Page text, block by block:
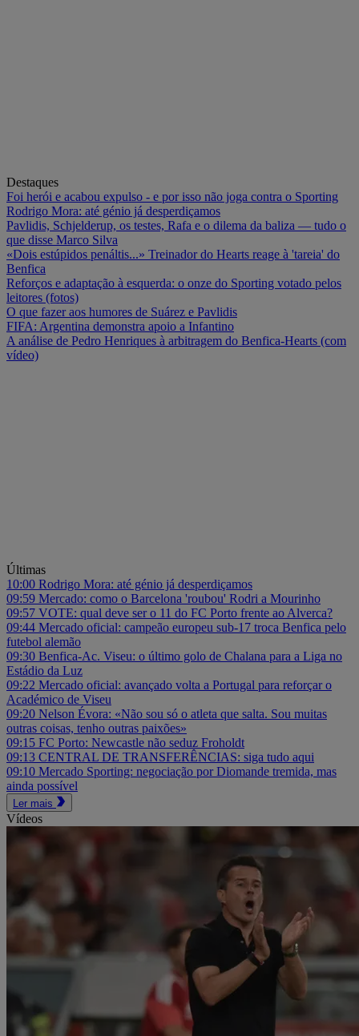
Destaques
Foi herói e acabou expulso - e por isso não joga contra o Sporting
Rodrigo Mora: até génio já desperdiçamos
Pavlidis, Schjelderup, os testes, Rafa e o dilema da baliza — tudo o
que disse Marco Silva
«Dois estúpidos penáltis...» Treinador do Hearts reage à 'tareia' do
Benfica
Reforços e adaptação à esquerda: o onze do Sporting votado pelos
leitores (fotos)
O que fazer aos humores de Suárez e Pavlidis
FIFA: Argentina demonstra apoio a Infantino
A análise de Pedro Henriques à arbitragem do Benfica-Hearts (com
vídeo)
Últimas
10:00 Rodrigo Mora: até génio já desperdiçamos
09:59 Mercado: como o Barcelona 'roubou' Rodri a Mourinho
09:57 VOTE: qual deve ser o 11 do FC Porto frente ao Alverca?
09:44 Mercado oficial: campeão europeu sub-17 troca Benfica pelo
futebol alemão
09:30 Benfica-Ac. Viseu: o último golo de Chalana para a Liga no
Estádio da Luz
09:22 Mercado oficial: avançado volta a Portugal para reforçar o
Académico de Viseu
09:20 Nelson Évora: «Não sou só o atleta que salta. Sou muitas
outras coisas, tenho outras paixões»
09:15 FC Porto: Newcastle não seduz Froholdt
09:13 CENTRAL DE TRANSFERÊNCIAS: siga tudo aqui
09:10 Mercado Sporting: negociação por Diomande tremida, mas
ainda possível
Ler mais
Vídeos